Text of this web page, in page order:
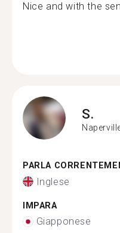
Nice and with the
S.
PARLA
Inglese
IMPARA
Giapponese